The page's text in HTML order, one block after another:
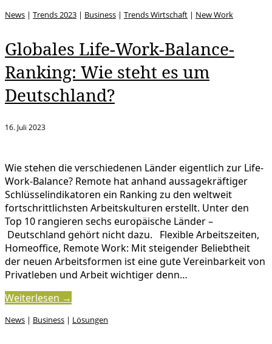
News | Trends 2023 | Business | Trends Wirtschaft | New Work
Globales Life-Work-Balance-
Ranking: Wie steht es um
Deutschland?
16. Juli 2023
Wie stehen die verschiedenen Länder eigentlich zur Life-
Work-Balance? Remote hat anhand aussagekräftiger
Schlüsselindikatoren ein Ranking zu den weltweit
fortschrittlichsten Arbeitskulturen erstellt. Unter den
Top 10 rangieren sechs europäische Länder –
Deutschland gehört nicht dazu. Flexible Arbeitszeiten,
Homeoffice, Remote Work: Mit steigender Beliebtheit
der neuen Arbeitsformen ist eine gute Vereinbarkeit von
Privatleben und Arbeit wichtiger denn…
Weiterlesen →
News | Business | Lösungen